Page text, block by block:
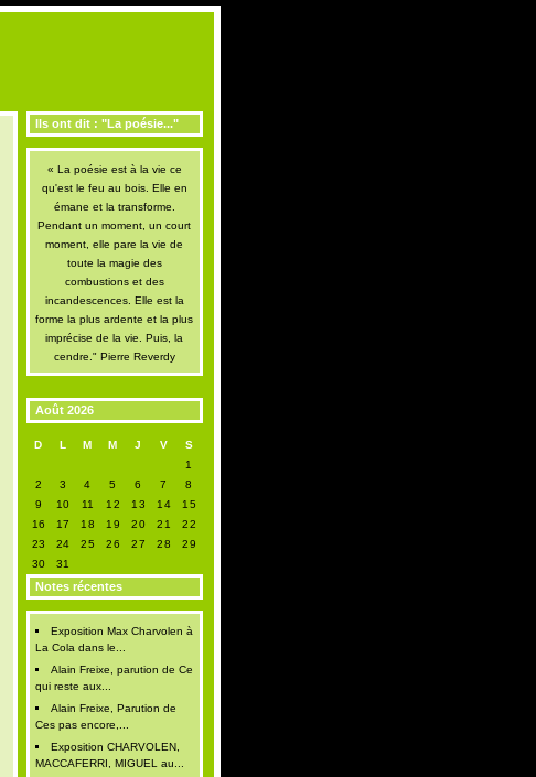
Ils ont dit : "La poésie..."
« La poésie est à la vie ce
qu'est le feu au bois. Elle en
émane et la transforme.
Pendant un moment, un court
moment, elle pare la vie de
toute la magie des
combustions et des
incandescences. Elle est la
forme la plus ardente et la plus
imprécise de la vie. Puis, la
cendre." Pierre Reverdy
Août 2026
D L M M J V
S
1
2
3 4 5 6 7
8
9
10 11 12 13 14
15
16
17 18 19 20 21
22
23
24 25 26 27 28
29
30
31
Notes récentes
Exposition Max Charvolen à
La Cola dans le...
Alain Freixe, parution de Ce
qui reste aux...
Alain Freixe, Parution de
Ces pas encore,...
Exposition CHARVOLEN,
MACCAFERRI, MIGUEL au...